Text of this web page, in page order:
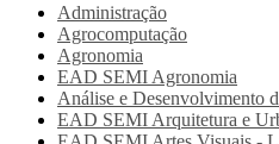
Administração
Agrocomputação
Agronomia
EAD SEMI Agronomia
Análise e Desenvolvimento
EAD SEMI Arquitetura e